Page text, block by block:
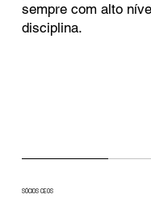
sempre com alto
disciplina.
SÓCIOS CEOS